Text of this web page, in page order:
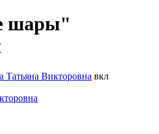
шары"
Татьяна Викторовна вкл